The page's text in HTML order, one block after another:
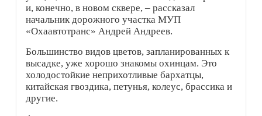
и, конечно, в новом сквере, – рассказал
начальник дорожного участка МУП
«Охаавтотранс» Андрей Андреев.
Большинство видов цветов, запланированных к
высадке, уже хорошо знакомы охинцам. Это
холодостойкие неприхотливые бархатцы,
китайская гвоздика, петунья, колеус, брассика и
другие.